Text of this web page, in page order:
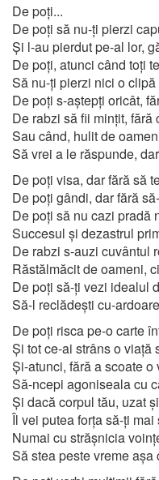
De poți...
De poți să nu-ți pierzi
Și l-au pierdut pe-al lor,
De poți, atunci când toți
Să nu-ți pierzi nici o
De poți s-aștepți oricât,
De rabzi să fii mințit, fără
Sau când, hulit de
Să vrei a le răspunde,
De poți visa, dar fără să
De poți gândi, dar fără
De poți să nu cazi pradă
Succesul și dezastrul
De rabzi s-auzi cuvântul
Răstălmăcit de oameni,
De poți să-ți vezi idealul
Să-l reclădești cu-
De poți risca pe-o carte
Și tot ce-ai strâns o viață
Și-atunci, fără a scoate o
Să-ncepi agoniseala cu
Și dacă corpul tău, uzat
Îl vei putea forța să-ți
Numai cu strășnicia
Să stea peste vreme așa